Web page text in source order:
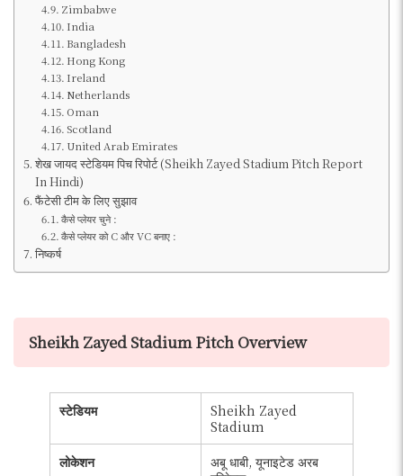
Zimbabwe
India
Bangladesh
Hong Kong
Ireland
Netherlands
Oman
Scotland
United Arab Emirates
शेख जायद स्टेडियम पिच रिपोर्ट (Sheikh Zayed Stadium Pitch Report
In Hindi)
फैंटेसी टीम के लिए सुझाव
कैसे प्लेयर चुने :
कैसे प्लेयर को C और VC बनाए :
निष्कर्ष
Sheikh Zayed Stadium Pitch Overview
स्टेडियम
Sheikh Zayed
Stadium
लोकेशन
अबू धाबी, यूनाइटेड अरब